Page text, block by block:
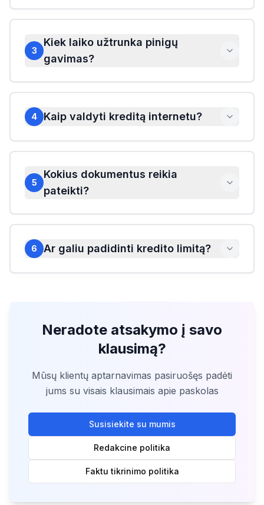
3
Kiek laiko užtrunka pinigų
gavimas?
4 Kaip valdyti kreditą internetu?
5
Kokius dokumentus reikia
pateikti?
6 Ar galiu padidinti kredito limitą?
Neradote atsakymo į savo
klausimą?
Mūsų klientų aptarnavimas pasiruošęs padėti
jums su visais klausimais apie paskolas
Susisiekite su mumis
Redakcine politika
Faktu tikrinimo politika